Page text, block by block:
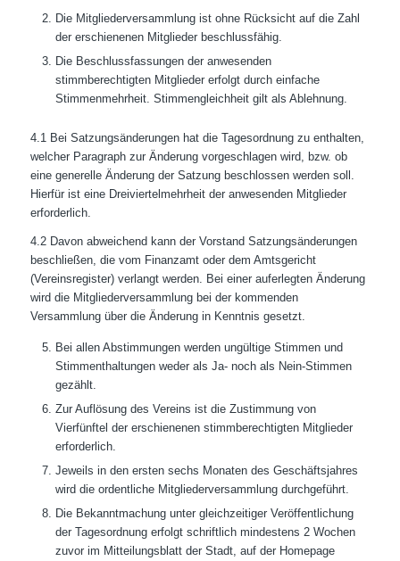
Die Mitgliederversammlung ist ohne Rücksicht auf die Zahl
der erschienenen Mitglieder beschlussfähig.
Die Beschlussfassungen der anwesenden
stimmberechtigten Mitglieder erfolgt durch einfache
Stimmenmehrheit. Stimmengleichheit gilt als Ablehnung.
4.1 Bei Satzungsänderungen hat die Tagesordnung zu enthalten,
welcher Paragraph zur Änderung vorgeschlagen wird, bzw. ob
eine generelle Änderung der Satzung beschlossen werden soll.
Hierfür ist eine Dreiviertelmehrheit der anwesenden Mitglieder
erforderlich.
4.2 Davon abweichend kann der Vorstand Satzungsänderungen
beschließen, die vom Finanzamt oder dem Amtsgericht
(Vereinsregister) verlangt werden. Bei einer auferlegten Änderung
wird die Mitgliederversammlung bei der kommenden
Versammlung über die Änderung in Kenntnis gesetzt.
Bei allen Abstimmungen werden ungültige Stimmen und
Stimmenthaltungen weder als Ja- noch als Nein-Stimmen
gezählt.
Zur Auflösung des Vereins ist die Zustimmung von
Vierfünftel der erschienenen stimmberechtigten Mitglieder
erforderlich.
Jeweils in den ersten sechs Monaten des Geschäftsjahres
wird die ordentliche Mitgliederversammlung durchgeführt.
Die Bekanntmachung unter gleichzeitiger Veröffentlichung
der Tagesordnung erfolgt schriftlich mindestens 2 Wochen
zuvor im Mitteilungsblatt der Stadt, auf der Homepage